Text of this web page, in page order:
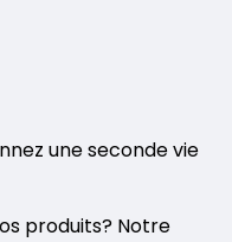
une seconde vie
produits? Notre